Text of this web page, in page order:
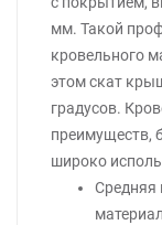
мм. Такой
кровельного
этом скат
градусов.
преимуществ,
широко
Средняя